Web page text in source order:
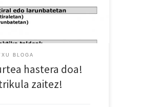
BLOGA
hastera doa!
zaitez!